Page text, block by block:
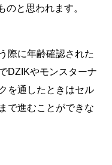
と思われます。
際に年齢確認された
DZIKやモンスターナ
を通したときはセル
で進むことができな